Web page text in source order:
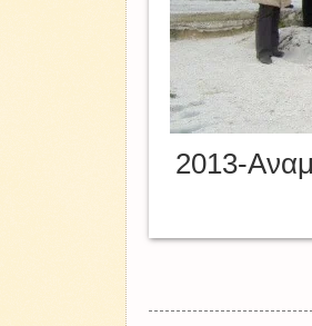
2013-